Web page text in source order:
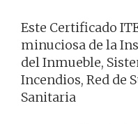
Este Certificado
minuciosa de la
del Inmueble,
Incendios, Red de
Sanitaria